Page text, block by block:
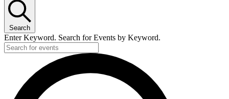
Search
Enter Keyword. Search for Events by Keyword.